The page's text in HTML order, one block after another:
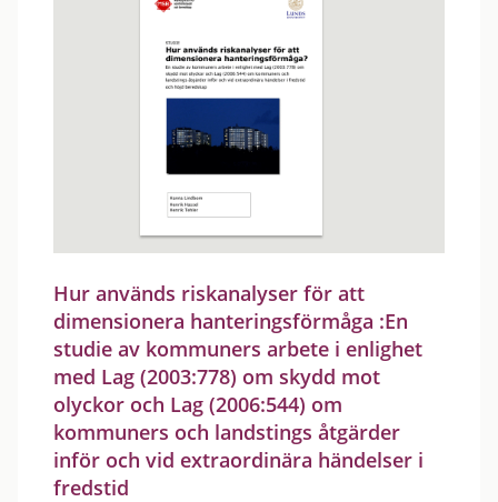
Hur används riskanalyser för att
dimensionera hanteringsförmåga :En
studie av kommuners arbete i enlighet
med Lag (2003:778) om skydd mot
olyckor och Lag (2006:544) om
kommuners och landstings åtgärder
inför och vid extraordinära händelser i
fredstid